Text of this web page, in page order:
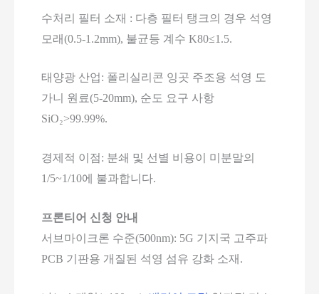
수처리 필터 소재 : 다층 필터 탱크의 경우 석영
모래(0.5-1.2mm), 불균등 계수 K80≤1.5.
태양광 산업: 폴리실리콘 잉곳 주조용 석영 도
가니 원료(5-20mm), 순도 요구 사항
SiO₂>99.99%.
경제적 이점: 분쇄 및 선별 비용이 미분말의
1/5~1/10에 불과합니다.
프론티어 신청 안내
서브마이크론 수준(500nm): 5G 기지국 고주파
PCB 기판용 개질된 석영 섬유 강화 소재.